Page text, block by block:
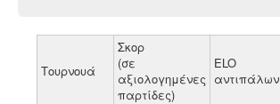
Τουρνουά
Σκορ
(σε
αξιολογημένες
παρτίδες)
ELO
αντιπάλων